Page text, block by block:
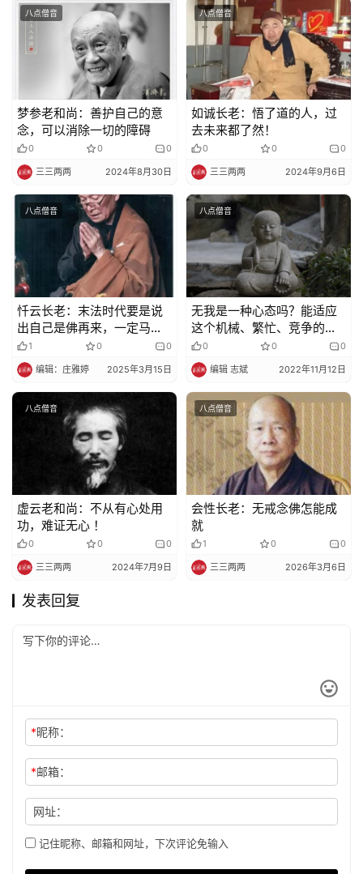
八点僧音
梦参老和尚：善护自己的意
念，可以消除一切的障碍
0 0 0
三三两两 2024年8月30日
八点僧音
如诚长老：悟了道的人，过
去未来都了然！
0 0 0
三三两两 2024年9月6日
八点僧音
忏云长老：末法时代要是说
出自己是佛再来，一定马上
入涅盘，不能再住世
1 0 0
编辑：庄雅婷 2025年3月15日
八点僧音
无我是一种心态吗？能适应
这个机械、繁忙、竞争的现
代社会吗？
0 0 0
编辑 志斌 2022年11月12日
八点僧音
虚云老和尚：不从有心处用
功，难证无心 ！
0 0 0
三三两两 2024年7月9日
八点僧音
会性长老：无戒念佛怎能成
就
1 0 0
三三两两 2026年3月6日
发表回复
*昵称：
*邮箱：
网址：
记住昵称、邮箱和网址，下次评论免输入